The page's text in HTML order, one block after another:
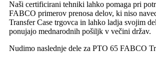
Naši certificirani tehniki lahko pomaga pri
FABCO primerov prenosa delov, ki niso
Transfer Case trgovca in lahko ladja svojim
ponujajo mednarodnih pošiljk v večini držav.
Nudimo naslednje dele za PTO 65 FABCO